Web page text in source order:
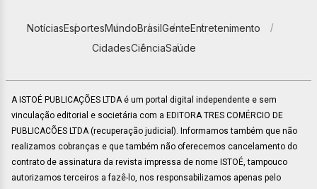
NotíciasEsportesMundoBrasilGenteEntretenimento
CidadesCiênciaSaúde
A ISTOÉ PUBLICAÇÕES LTDA é um portal digital independente e sem
vinculação editorial e societária com a EDITORA TRES COMÉRCIO DE
PUBLICACÕES LTDA (recuperação judicial). Informamos também que não
realizamos cobranças e que também não oferecemos cancelamento do
contrato de assinatura da revista impressa de nome ISTOÉ, tampouco
autorizamos terceiros a fazê-lo, nos responsabilizamos apenas pelo